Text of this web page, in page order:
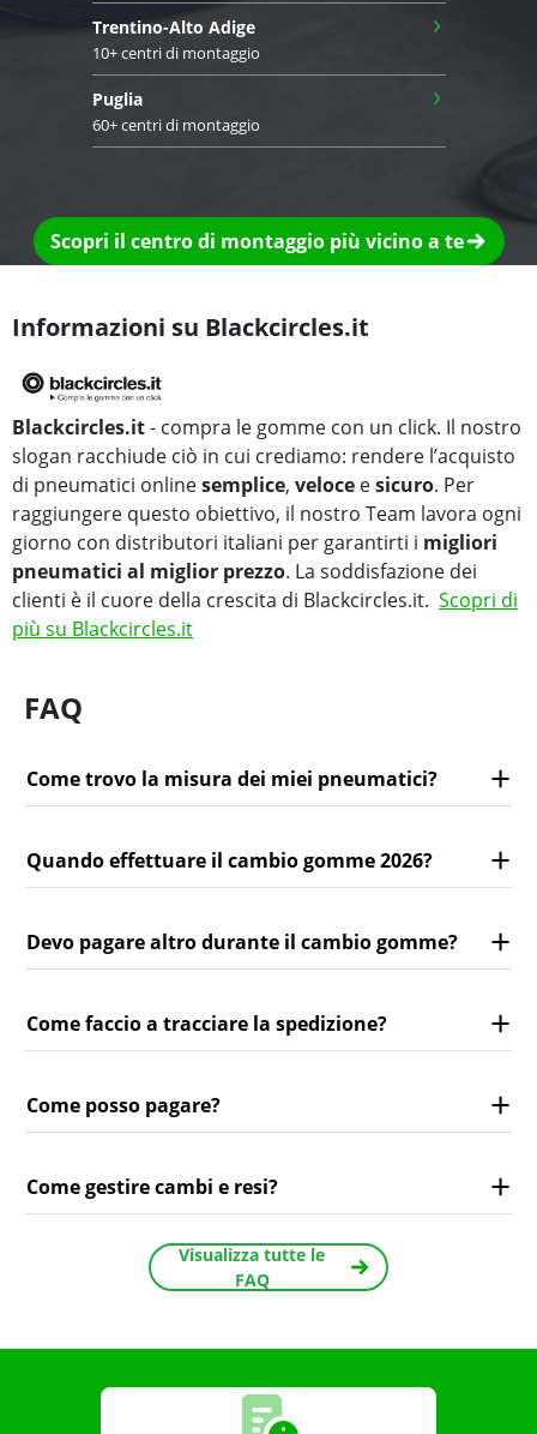
Trentino-Alto Adige
10+ centri di montaggio
›
Puglia
60+ centri di montaggio
›
Scopri il centro di montaggio più vicino a te
Informazioni su Blackcircles.it
Blackcircles.it- compra le gomme con un click. Il nostro
slogan racchiude ciò in cui crediamo: rendere l’acquisto
di pneumatici onlinesemplice, veloce esicuro. Per
raggiungere questo obiettivo, il nostro Team lavora ogni
giorno con distributori italiani per garantirti i migliori
pneumatici al miglior prezzo. La soddisfazione dei
clienti è il cuore della crescita di Blackcircles.it. Scopri di
più su Blackcircles.it
FAQ
Come trovo la misura dei miei pneumatici?
Quando effettuare il cambio gomme 2026?
Devo pagare altro durante il cambio gomme?
Come faccio a tracciare la spedizione?
Come posso pagare?
Come gestire cambi e resi?
Visualizza tutte le
FAQ